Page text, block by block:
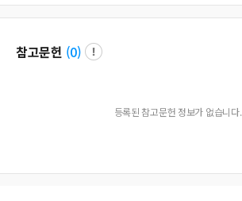
참고문헌 (0)
등록된 참고문헌 정보가 없습니다.